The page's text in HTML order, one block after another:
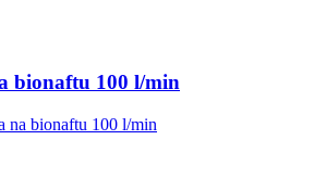
bionaftu 100 l/min